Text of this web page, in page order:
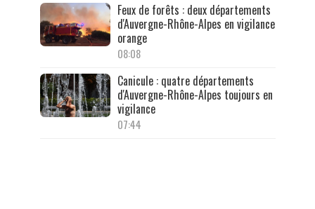
Feux de forêts : deux départements
d'Auvergne-Rhône-Alpes en vigilance
orange
08:08
Canicule : quatre départements
d'Auvergne-Rhône-Alpes toujours en
vigilance
07:44